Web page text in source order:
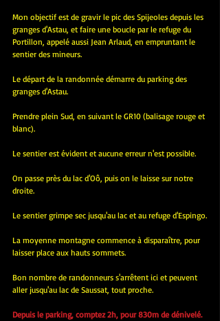
Mon objectif est de gravir le pic des Spijeoles depuis les
granges d'Astau, et faire une boucle par le refuge du
Portillon, appelé aussi Jean Arlaud, en empruntant le
sentier des mineurs.
Le départ de la randonnée démarre du parking des
granges d'Astau.
Prendre plein Sud, en suivant le GR10 (balisage rouge et
blanc).
Le sentier est évident et aucune erreur n'est possible.
On passe près du lac d'Oô, puis on le laisse sur notre
droite.
Le sentier grimpe sec jusqu'au lac et au refuge d'Espingo.
La moyenne montagne commence à disparaître, pour
laisser place aux hauts sommets.
Bon nombre de randonneurs s'arrêtent ici et peuvent
aller jusqu'au lac de Saussat, tout proche.
Depuis le parking, comptez 2h, pour 830m de dénivelé.